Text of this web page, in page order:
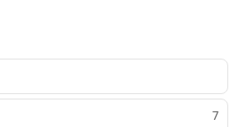
Honeymoon Villa y las Ocean Front
mayordomo y un minibar
solo 47 km de Cancún y a 19 km de
este resort es el lugar perfecto para
7